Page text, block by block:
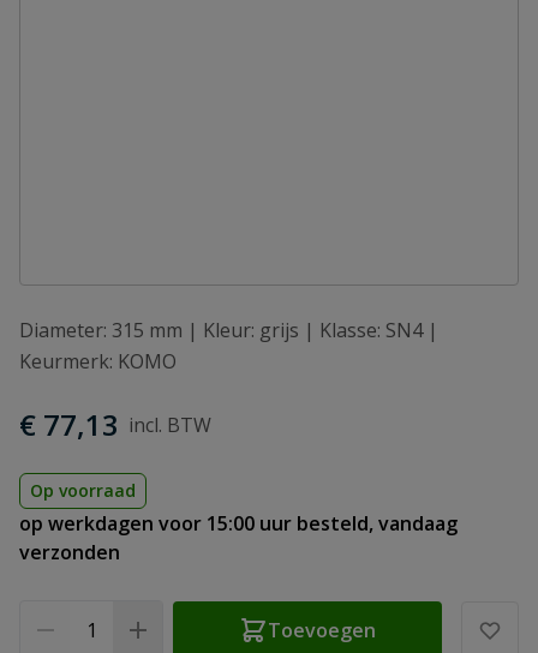
Diameter: 315 mm | Kleur: grijs | Klasse: SN4 |
Keurmerk: KOMO
€ 77,13
Op voorraad
op werkdagen voor 15:00 uur besteld, vandaag
verzonden
Toevoegen